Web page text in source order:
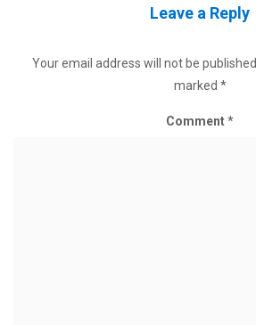
Leave a Reply
Your email address will not be published.
marked *
Comment*